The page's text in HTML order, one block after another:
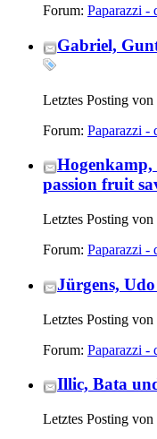
Forum: Paparazzi -
Gabriel,
Letztes Posting
Forum: Paparazzi -
passion fruit
Letztes Posting
Forum: Paparazzi -
Jürgens,
Letztes Posting
Forum: Paparazzi -
Illic, Bata
Letztes Posting